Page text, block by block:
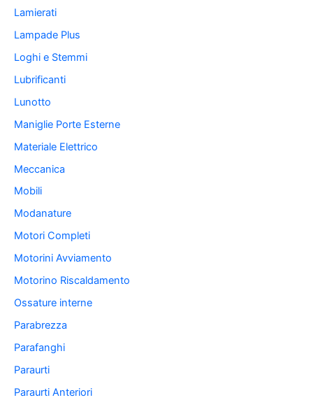
Lamierati
Lampade Plus
Loghi e Stemmi
Lubrificanti
Lunotto
Maniglie Porte Esterne
Materiale Elettrico
Meccanica
Mobili
Modanature
Motori Completi
Motorini Avviamento
Motorino Riscaldamento
Ossature interne
Parabrezza
Parafanghi
Paraurti
Paraurti Anteriori